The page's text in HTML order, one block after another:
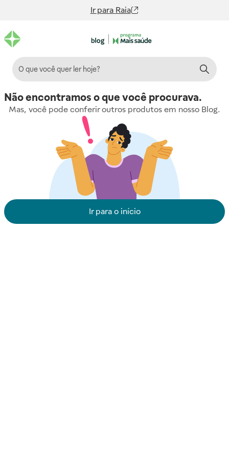
Ir para Raia
Não encontramos o que você procurava.
Mas, você pode conferir outros produtos em nosso Blog.
Ir para o início